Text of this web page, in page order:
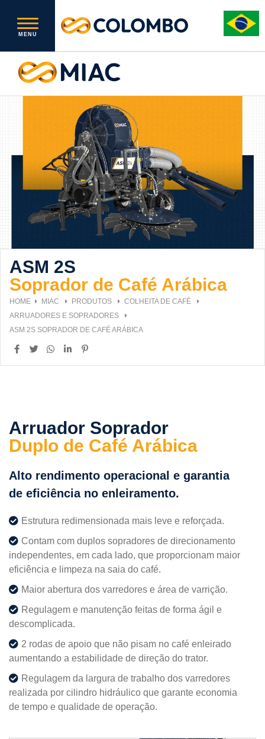
ASM 2S
Soprador de Café Arábica
HOME MIAC PRODUTOS
COLHEITA DE CAFÉ
ARRUADORES E SOPRADORES
ASM 2S SOPRADOR DE CAFÉ ARÁBICA
Arruador Soprador
Duplo de Café Arábica
Alto rendimento operacional e garantia
de eficiência no enleiramento.
Estrutura redimensionada mais leve e reforçada.
Contam com duplos sopradores de direcionamento
independentes, em cada lado, que proporcionam maior
eficiência e limpeza na saia do café.
Maior abertura dos varredores e área de varrição.
Regulagem e manutenção feitas de forma ágil e
descomplicada.
2 rodas de apoio que não pisam no café enleirado
aumentando a estabilidade de direção do trator.
Regulagem da largura de trabalho dos varredores
realizada por cilindro hidráulico que garante economia
de tempo e qualidade de operação.